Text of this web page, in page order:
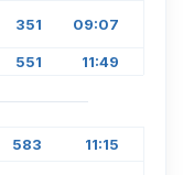
351 09:07
551 11:49
583 11:15